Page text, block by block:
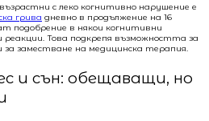
с леко когнитивно нарушение е
грива дневно в продължение на 16
подобрение в някои когнитивни
реакции. Това подкрепя възможността за
за заместване на медицинска терапия.
и сън: обещаващи, но